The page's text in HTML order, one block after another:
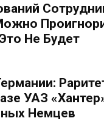
Не Будет
УАЗ
Немцев